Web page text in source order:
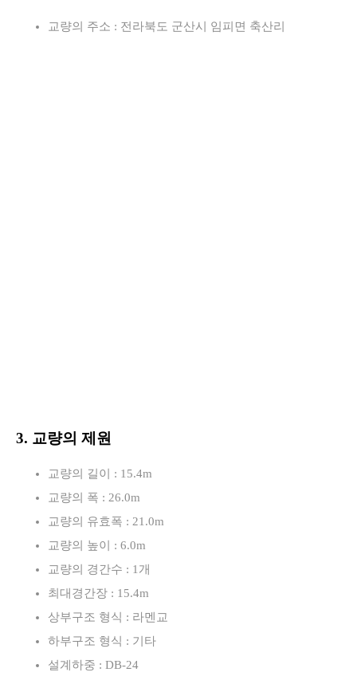
교량의 주소 : 전라북도 군산시 임피면 축산리
3. 교량의 제원
교량의 길이 : 15.4m
교량의 폭 : 26.0m
교량의 유효폭 : 21.0m
교량의 높이 : 6.0m
교량의 경간수 : 1개
최대경간장 : 15.4m
상부구조 형식 : 라멘교
하부구조 형식 : 기타
설계하중 : DB-24